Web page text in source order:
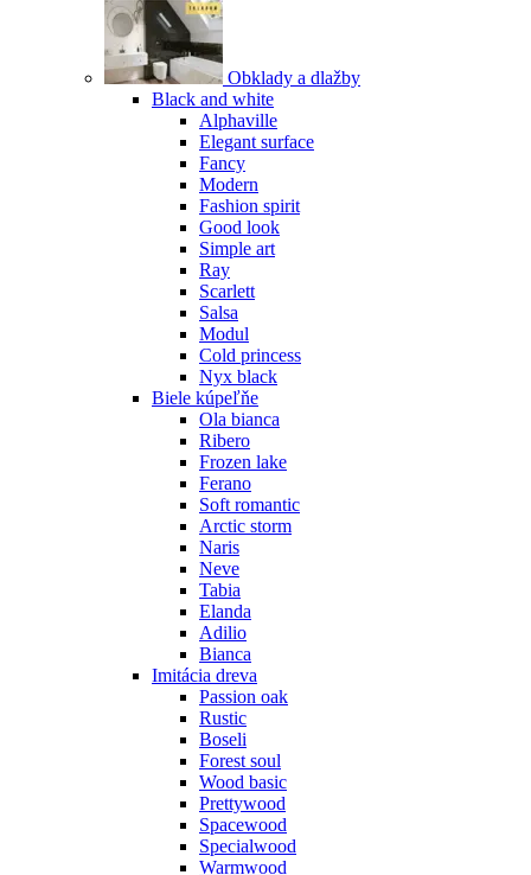
Obklady a dlažby
Black and white
Alphaville
Elegant surface
Fancy
Modern
Fashion spirit
Good look
Simple art
Ray
Scarlett
Salsa
Modul
Cold princess
Nyx black
Biele kúpeľňe
Ola bianca
Ribero
Frozen lake
Ferano
Soft romantic
Arctic storm
Naris
Neve
Tabia
Elanda
Adilio
Bianca
Imitácia dreva
Passion oak
Rustic
Boseli
Forest soul
Wood basic
Prettywood
Spacewood
Specialwood
Warmwood